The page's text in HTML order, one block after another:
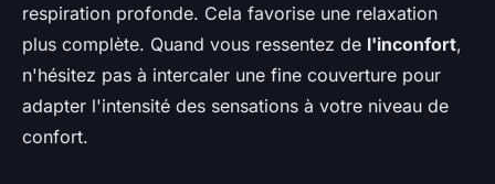
respiration profonde. Cela favorise une relaxation
plus complète. Quand vous ressentez de l'inconfort,
n'hésitez pas à intercaler une fine couverture pour
adapter l'intensité des sensations à votre niveau de
confort.